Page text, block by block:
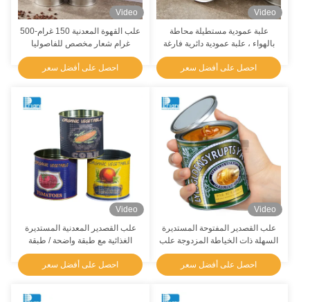
Video
علبة عمودية مستطيلة محاطة
بالهواء ، علبة عمودية دائرية فارغة
احصل على أفضل سعر
Video
علب القهوة المعدنية 150 غرام-500
غرام شعار مخصص للفاصوليا
القهوة
احصل على أفضل سعر
Video
علب القصدير المفتوحة المستديرة
السهلة ذات الخياطة المزدوجة علب
الطعام الفارغة للختم الصلب
احصل على أفضل سعر
Video
علب القصدير المعدنية المستديرة
الغذائية مع طبقة واضحة / طبقة
معجون الألومنيوم
احصل على أفضل سعر